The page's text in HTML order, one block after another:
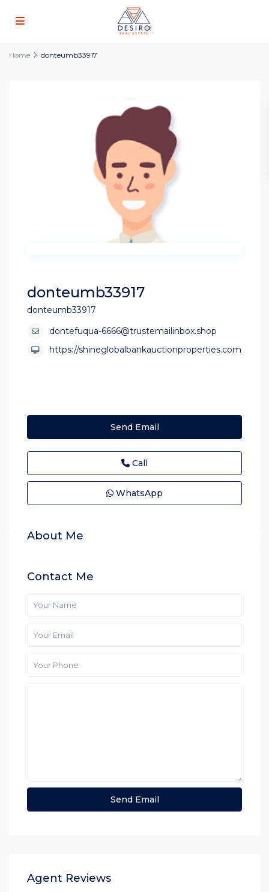
Home donteumb33917
donteumb33917
donteumb33917
dontefuqua-6666@trustemailinbox.shop
https://shineglobalbankauctionproperties.com
Send Email
Call
WhatsApp
About Me
Contact Me
Agent Reviews